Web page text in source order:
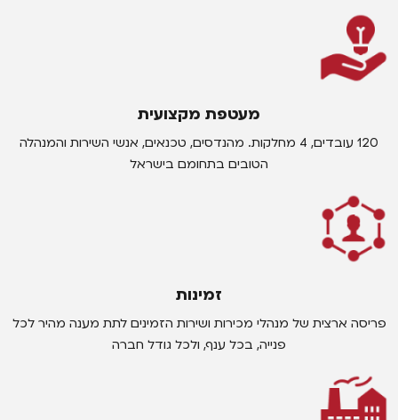
מעטפת מקצועית
120 עובדים, 4 מחלקות. מהנדסים, טכנאים, אנשי השירות והמנהלה
הטובים בתחומם בישראל
זמינות
פריסה ארצית של מנהלי מכירות ושירות הזמינים לתת מענה מהיר לכל
פנייה, בכל ענף, ולכל גודל חברה